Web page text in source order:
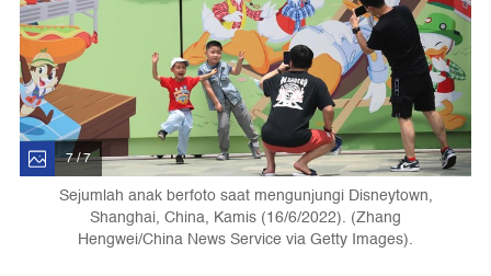
7 / 7
Sejumlah anak berfoto saat mengunjungi Disneytown,
Shanghai, China, Kamis (16/6/2022). (Zhang
Hengwei/China News Service via Getty Images).